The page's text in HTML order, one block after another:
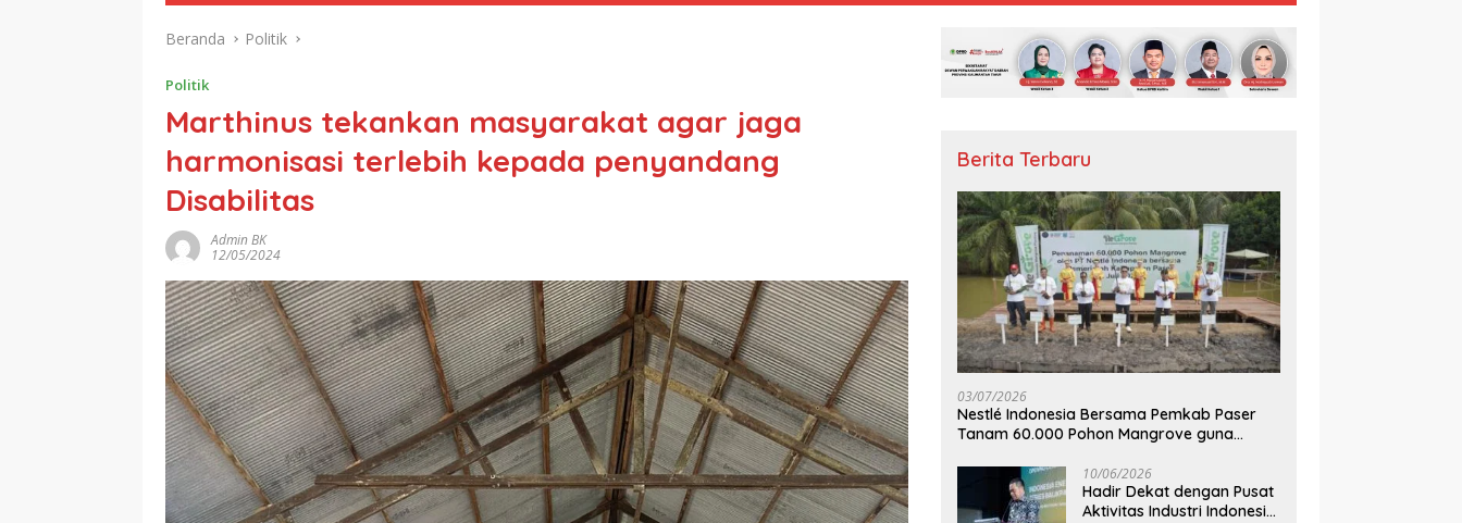
Beranda Politik
Politik
Marthinus tekankan masyarakat agar jaga
harmonisasi terlebih kepada penyandang
Disabilitas
Admin BK
12/05/2024
Berita Terbaru
03/07/2026
Nestlé Indonesia Bersama Pemkab Paser
Tanam 60.000 Pohon Mangrove guna
10/06/2026
Hadir Dekat dengan Pusat
Aktivitas Industri Indonesia